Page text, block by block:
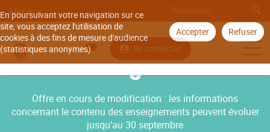
En poursuivant votre navigation sur ce
site, vous acceptez l'utilisation de
cookies à des fins de mesure d'audience
(statistiques anonymes).
Accepter Refuser
Aller à
Se connecter
Offre en cours de modification : les informations
concernant le contenu des enseignements peuvent évoluer
jusqu’au 30 septembre